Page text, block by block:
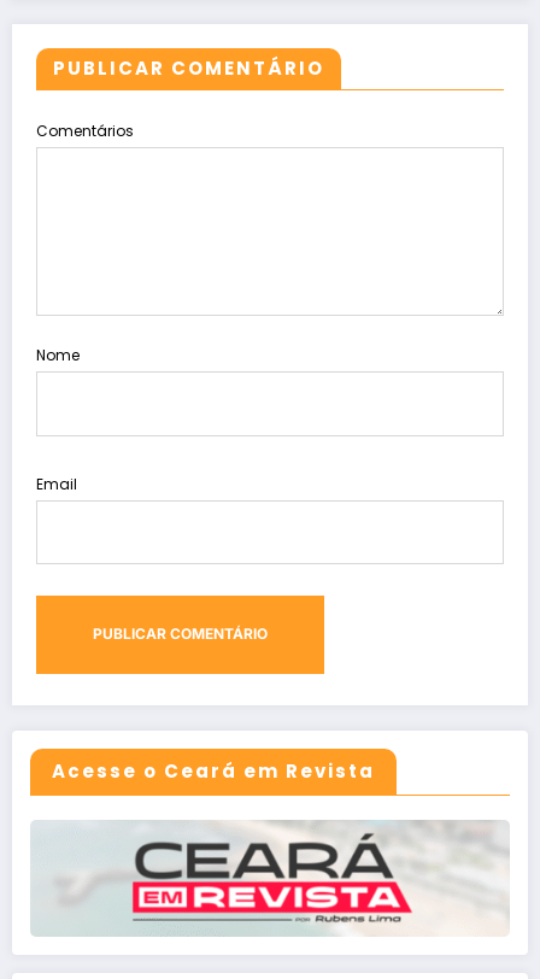
PUBLICAR COMENTÁRIO
Comentários
Nome
Email
Acesse o Ceará em Revista